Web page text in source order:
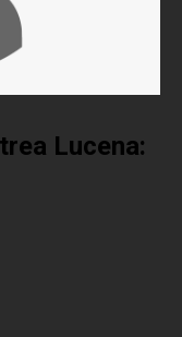
Lucena: